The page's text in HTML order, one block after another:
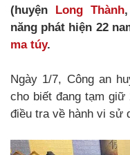
(huyện Long Thành
năng phát hiện 22
ma túy.
Ngày 1/7, Công an
cho biết đang tạm giữ
điều tra về hành vi sử